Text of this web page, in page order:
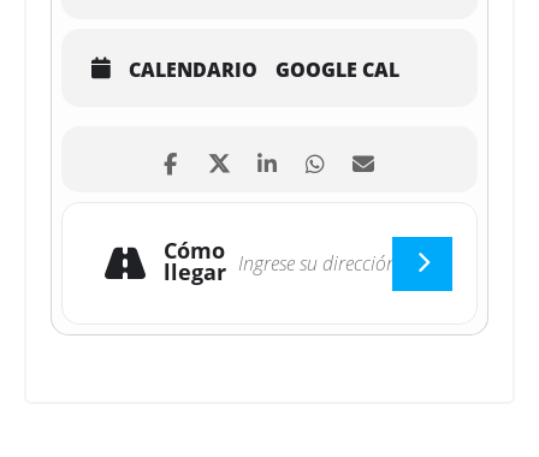
CALENDARIO GOOGLE CAL
Cómo
llegar